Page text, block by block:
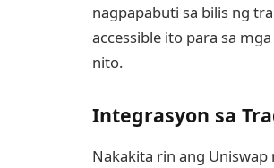
nagpapabuti sa bilis ng
accessible ito para sa
nito.
Integrasyon sa
Nakakita rin ang